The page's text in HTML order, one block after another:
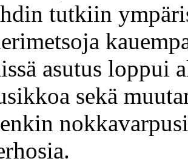
tutkiin
asutus loppui
sekä